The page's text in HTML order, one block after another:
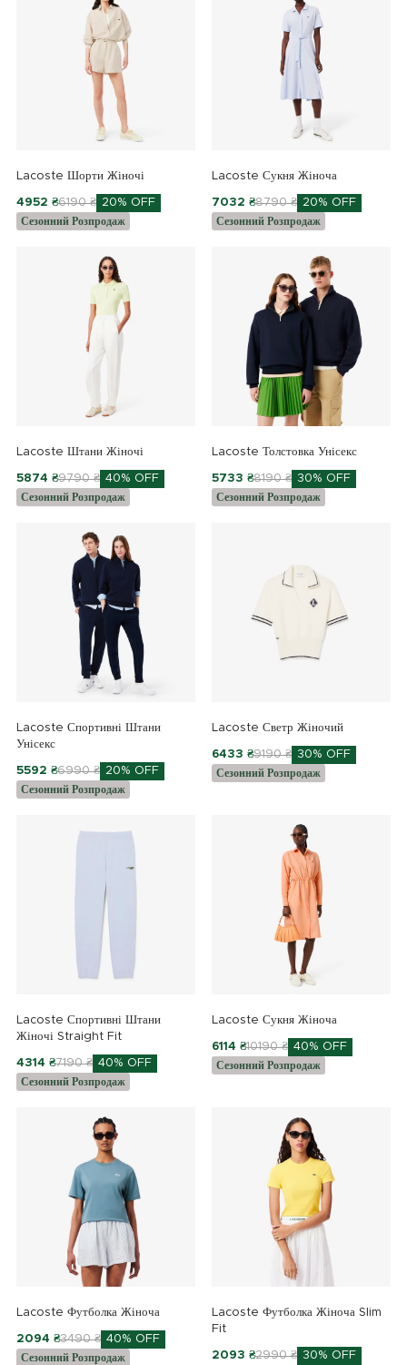
Lacoste Шорти Жіночі
4952 ₴6190 ₴ 20% OFF
Сезонний Розпродаж
Lacoste Сукня Жіноча
7032 ₴8790 ₴ 20% OFF
Сезонний Розпродаж
Lacoste Штани Жіночі
5874 ₴9790 ₴ 40% OFF
Сезонний Розпродаж
Lacoste Толстовка Унісекс
5733 ₴8190 ₴ 30% OFF
Сезонний Розпродаж
Lacoste Спортивні Штани
Унісекс
5592 ₴6990 ₴ 20% OFF
Сезонний Розпродаж
Lacoste Светр Жіночий
6433 ₴9190 ₴ 30% OFF
Сезонний Розпродаж
Lacoste Спортивні Штани
Жіночі Straight Fit
4314 ₴7190 ₴ 40% OFF
Сезонний Розпродаж
Lacoste Сукня Жіноча
6114 ₴10190 ₴ 40% OFF
Сезонний Розпродаж
Lacoste Футболка Жіноча
2094 ₴3490 ₴ 40% OFF
Сезонний Розпродаж
Lacoste Футболка Жіноча Slim
Fit
2093 ₴2990 ₴ 30% OFF